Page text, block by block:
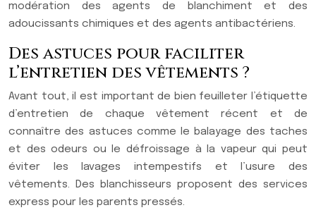
modération des agents de blanchiment et des
adoucissants chimiques et des agents antibactériens.
Des astuces pour faciliter
l’entretien des vêtements ?
Avant tout, il est important de bien feuilleter l’étiquette
d’entretien de chaque vêtement récent et de
connaître des astuces comme le balayage des taches
et des odeurs ou le défroissage à la vapeur qui peut
éviter les lavages intempestifs et l’usure des
vêtements. Des blanchisseurs proposent des services
express pour les parents pressés.